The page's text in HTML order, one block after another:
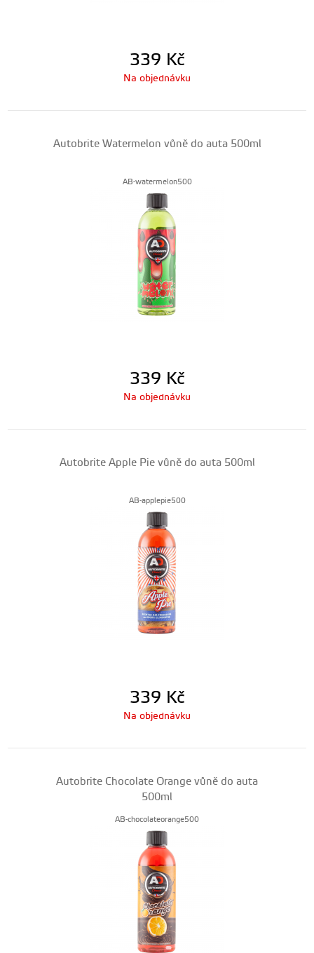
339 Kč
Na objednávku
Autobrite Watermelon vůně do auta 500ml
AB-watermelon500
339 Kč
Na objednávku
Autobrite Apple Pie vůně do auta 500ml
AB-applepie500
339 Kč
Na objednávku
Autobrite Chocolate Orange vůně do auta
500ml
AB-chocolateorange500